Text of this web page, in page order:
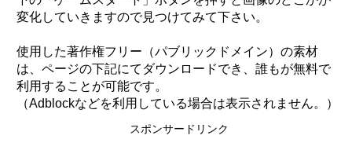
変化していきますので見つけてみて下さい。
使用した著作権フリー（パブリックドメイン）の素材
は、ページの下記にてダウンロードでき、誰もが無料で
利用することが可能です。
（Adblockなどを利用している場合は表示されません。）
スポンサードリンク